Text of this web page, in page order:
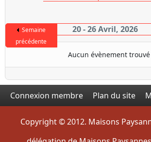
Semaine
précédente
20 - 26 Avril, 2026
Aucun évènement trouvé
Connexion membre Plan du site
Copyright © 2012. Maisons